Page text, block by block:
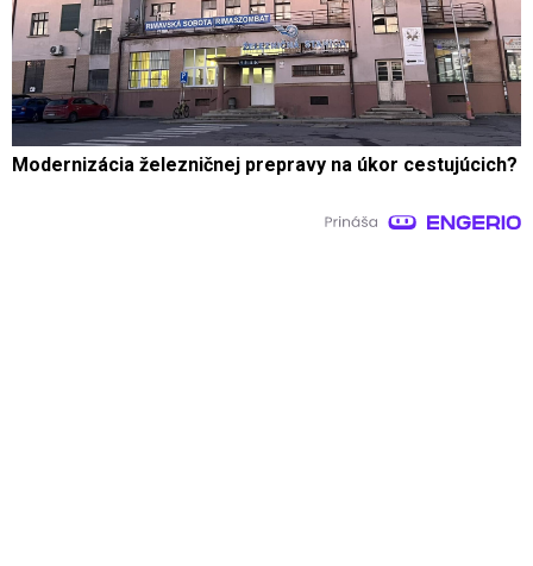
Modernizácia železničnej prepravy na úkor cestujúcich?